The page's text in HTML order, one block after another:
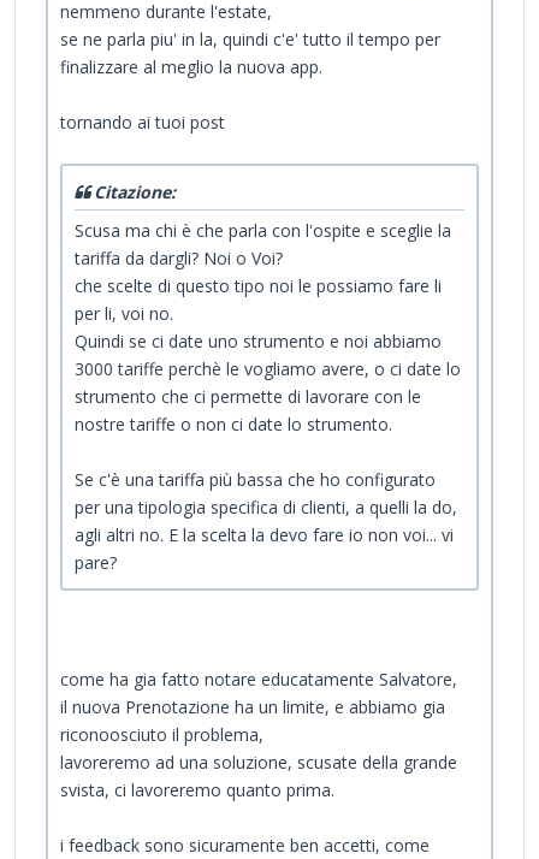
nemmeno durante l'estate,
se ne parla piu' in la, quindi c'e' tutto il tempo per
finalizzare al meglio la nuova app.
tornando ai tuoi post
Citazione:
Scusa ma chi è che parla con l'ospite e sceglie la
tariffa da dargli? Noi o Voi?
che scelte di questo tipo noi le possiamo fare li
per li, voi no.
Quindi se ci date uno strumento e noi abbiamo
3000 tariffe perchè le vogliamo avere, o ci date lo
strumento che ci permette di lavorare con le
nostre tariffe o non ci date lo strumento.
Se c'è una tariffa più bassa che ho configurato
per una tipologia specifica di clienti, a quelli la do,
agli altri no. E la scelta la devo fare io non voi... vi
pare?
come ha gia fatto notare educatamente Salvatore,
il nuova Prenotazione ha un limite, e abbiamo gia
riconoosciuto il problema,
lavoreremo ad una soluzione, scusate della grande
svista, ci lavoreremo quanto prima.
i feedback sono sicuramente ben accetti, come